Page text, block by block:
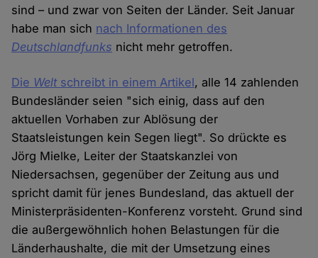
sind – und zwar von Seiten der Länder. Seit Januar
habe man sich nach Informationen des
Deutschlandfunks nicht mehr getroffen.
Die Weltschreibt in einem Artikel, alle 14 zahlenden
Bundesländer seien "sich einig, dass auf den
aktuellen Vorhaben zur Ablösung der
Staatsleistungen kein Segen liegt". So drückte es
Jörg Mielke, Leiter der Staatskanzlei von
Niedersachsen, gegenüber der Zeitung aus und
spricht damit für jenes Bundesland, das aktuell der
Ministerpräsidenten-Konferenz vorsteht. Grund sind
die außergewöhnlich hohen Belastungen für die
Länderhaushalte, die mit der Umsetzung eines